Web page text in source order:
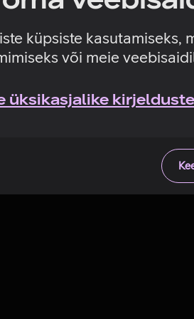
küpsiste
või meie
üksikasjalike